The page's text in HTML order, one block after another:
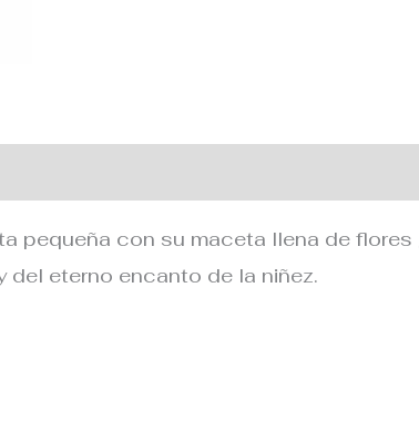
pequeña con su maceta llena de flores
del eterno encanto de la niñez.